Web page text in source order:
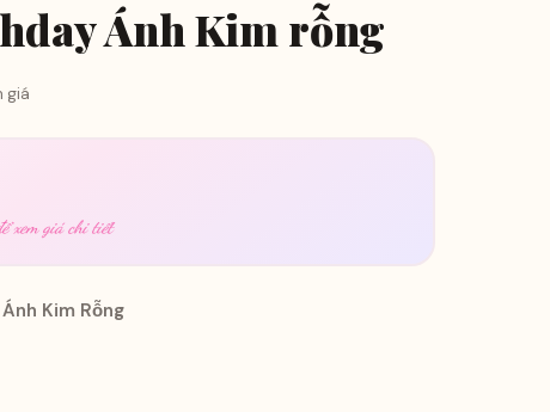
Ánh Kim rỗng
giá
xem giá chi tiết
Kim Rỗng